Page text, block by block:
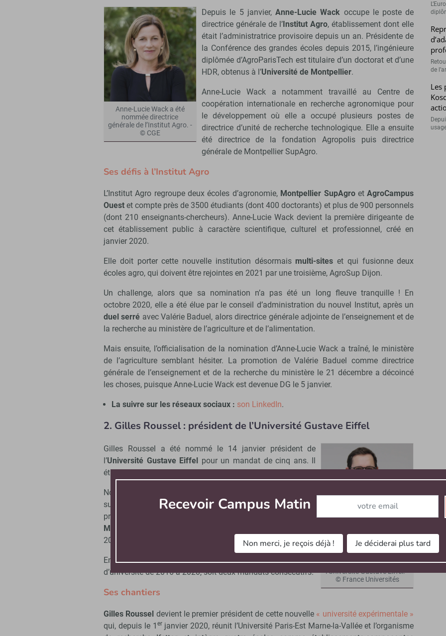
Anne-Lucie Wack a été
nommée directrice
générale de l’Institut Agro. -
© CGE
Depuis le 5 janvier,Anne-Lucie Wack occupe le poste de
directrice générale de l’Institut Agro, établissement dont elle
était l’administratrice provisoire depuis un an. Présidente de
la Conférence des grandes écoles depuis 2015, l’ingénieure
diplômée d’AgroParisTech est titulaire d’un doctorat et d’une
HDR, obtenus à l’Université de Montpellier.
Anne-Lucie Wack a notamment travaillé au Centre de
coopération internationale en recherche agronomique pour
le développement où elle a occupé plusieurs postes de
directrice d’unité de recherche technologique. Elle a ensuite
été directrice de la fondation Agropolis puis directrice
générale de Montpellier SupAgro.
Ses défis à l’Institut Agro
L’Institut Agro regroupe deux écoles d’agronomie, Montpellier SupAgroetAgroCampus
Ouestet compte près de 3500 étudiants (dont 400 doctorants) et plus de 900 personnels
(dont 210 enseignants-chercheurs). Anne-Lucie Wack devient la première dirigeante de
cet établissement public à caractère scientifique, culturel et professionnel, créé en
janvier 2020.
Elle doit porter cette nouvelle institution désormais multi-sites et qui fusionne deux
écoles agro, qui doivent être rejointes en 2021 par une troisième, AgroSup Dijon.
Un challenge, alors que sa nomination n’a pas été un long fleuve tranquille ! En
octobre 2020, elle a été élue par le conseil d’administration du nouvel Institut, après un
duel serré avec Valérie Baduel, alors directrice générale adjointe de l’enseignement et de
la recherche au ministère de l’agriculture et de l’alimentation.
Mais ensuite, l’officialisation de la nomination d’Anne-Lucie Wack a traîné, le ministère
de l’agriculture semblant hésiter. La promotion de Valérie Baduel comme directrice
générale de l’enseignement et de la recherche du ministère le 21 décembre a décoincé
les choses, puisque Anne-Lucie Wack est devenue DG le 5 janvier.
La suivre sur les réseaux sociaux : son LinkedIn.
2. Gilles Roussel : président de l’Université Gustave Eiffel
Gilles Roussel préside
l’Université Gustave Eiffel. -
© France Universités
Gilles Roussel a été nommé le 14 janvier président de
l’Université Gustave Eiffel pour un mandat de cinq ans. Il
était jusqu’alors premier vice-président de l’établissement.
Normalien, docteur en informatique, Gilles Roussel a occupé
successivement les fonctions de maître de conférences puis
professeur des universités au sein à l’
Marne-la-Vallée
2019.
En parallèle, il a présidé la Conférence des présidents
d’université de 2016 à 2020, soit deux mandats consécutifs.
Ses chantiers
Gilles Roussel devient le premier président de cette nouvelle « université expérimentale »
qui, depuis le 1 erjanvier 2020, réunit l’Université Paris-Est Marne-la-Vallée et l’organisme
de
Les
Recevoir Campus Matin Abonnez-vous à notre
Non merci, je reçois déjà ! Je déciderai plus tard